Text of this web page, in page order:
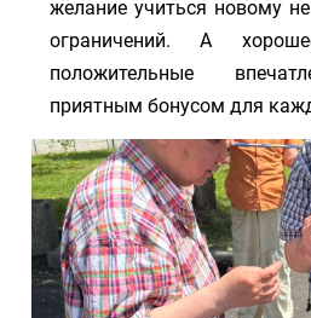
желание учиться новому
ограничений. А
положительные
приятным бонусом для